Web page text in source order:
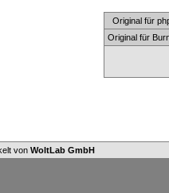
Original für
Original für
von WoltLab GmbH